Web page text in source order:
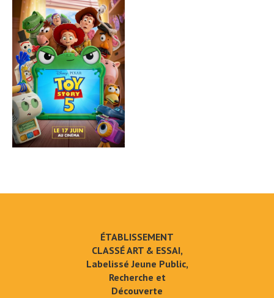
ÉTABLISSEMENT
CLASSÉ ART & ESSAI,
Labelissé Jeune Public,
Recherche et
Découverte